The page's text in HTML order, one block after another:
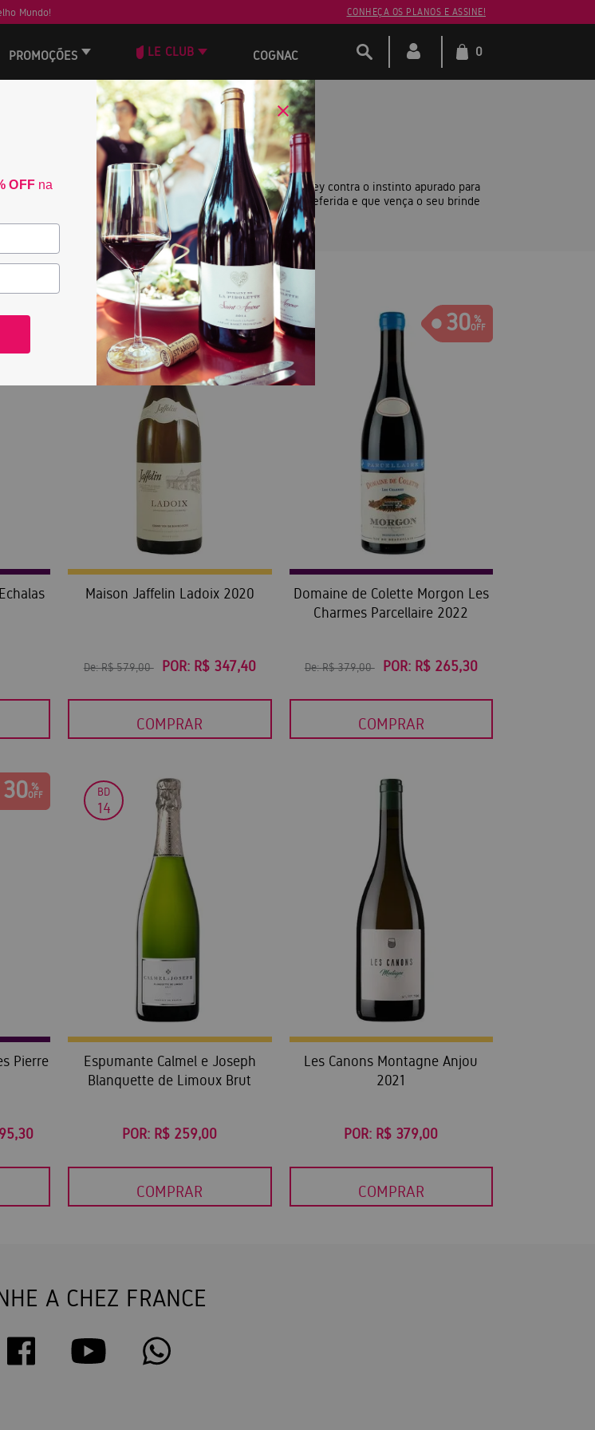
Mundo! CONHEÇA OS PLANOS E ASSINE!
PROMOÇÕES LE CLUB COGNAC 0
DE TITÃS —
vs. Philippe
o rigor técnico e o amor pelos clássicos do Philippe Ormancey contra o instinto apurado para
o voto mais importante é o seu! Garanta a sua caixa preferida e que vença o seu brinde
40
Maison Jaffelin Ladoix 2020
De:R$ 579,00 POR: R$ 347,40
COMPRAR
30
Domaine de Colette Morgon Les
Charmes Parcellaire 2022
De:R$ 379,00 POR: R$ 265,30
COMPRAR
30
Pierre
BD
14
Espumante Calmel e Joseph
Blanquette de Limoux Brut
POR: R$ 259,00
COMPRAR
Les Canons Montagne Anjou
2021
POR: R$ 379,00
COMPRAR
A CHEZ FRANCE
OFF na